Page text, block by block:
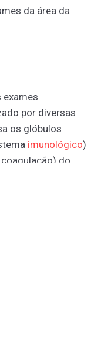
da área da
exames
por diversas
os glóbulos
imunológico)
do